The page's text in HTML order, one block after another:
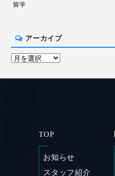
留学
アーカイブ
TOP
お知らせ
スタッフ紹介